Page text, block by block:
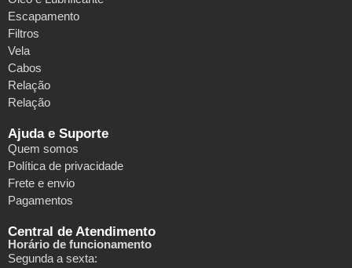
Escapamento
Filtros
Vela
Cabos
Relação
Relação
Ajuda e Suporte
Quem somos
Política de privacidade
Frete e envio
Pagamentos
Central de Atendimento
Horário de funcionamento
Segunda a sexta: